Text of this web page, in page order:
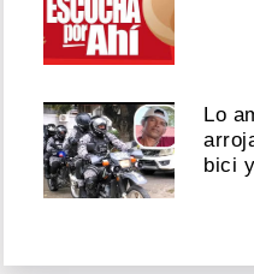
Lo
bici